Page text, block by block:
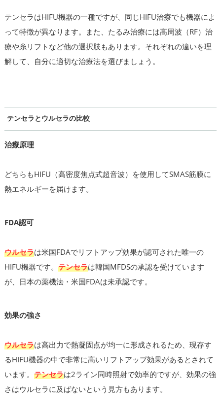
テンセラはHIFU機器の一種ですが、同じHIFU治療でも機器によ
って特徴が異なります。また、たるみ治療には高周波（RF）治
療や糸リフトなど他の選択肢もあります。それぞれの違いを理
解して、自分に適切な治療法を選びましょう。
テンセラとウルセラの比較
治療原理
どちらもHIFU（高密度焦点式超音波）を使用してSMAS筋膜に
熱エネルギーを届けます。
FDA認可
ウルセラは米国FDAでリフトアップ効果が認可された唯一の
HIFU機器です。 テンセラは韓国MFDSの承認を受けています
が、日本の薬機法・米国FDAは未承認です。
効果の強さ
ウルセラは高出力で熱凝固点が均一に形成されるため、現存す
るHIFU機器の中で非常に高いリフトアップ効果があるとされて
います。 テンセラは2ライン同時照射で効率的ですが、効果の強
さはウルセラに及ばないという見方もあります。